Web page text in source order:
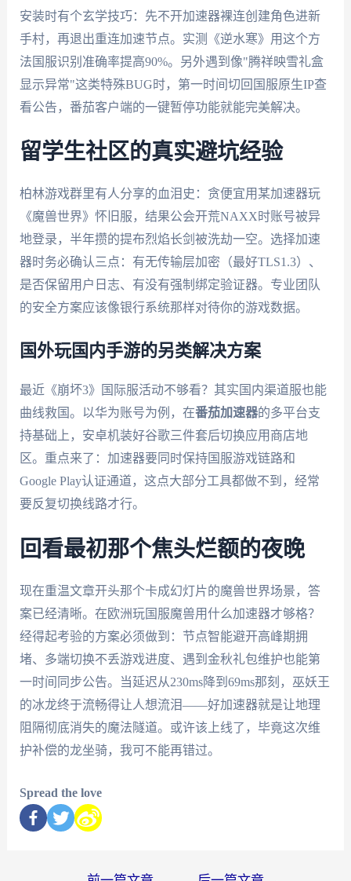
安装时有个玄学技巧：先不开加速器裸连创建角色进新
手村，再退出重连加速节点。实测《逆水寒》用这个方
法国服识别准确率提高90%。另外遇到像"腾祥映雪礼盒
显示异常"这类特殊BUG时，第一时间切回国服原生IP查
看公告，番茄客户端的一键暂停功能就能完美解决。
留学生社区的真实避坑经验
柏林游戏群里有人分享的血泪史：贪便宜用某加速器玩
《魔兽世界》怀旧服，结果公会开荒NAXX时账号被异
地登录，半年攒的提布烈焰长剑被洗劫一空。选择加速
器时务必确认三点：有无传输层加密（最好TLS1.3）、
是否保留用户日志、有没有强制绑定验证器。专业团队
的安全方案应该像银行系统那样对待你的游戏数据。
国外玩国内手游的另类解决方案
最近《崩坏3》国际服活动不够看？其实国内渠道服也能
曲线救国。以华为账号为例，在番茄加速器的多平台支
持基础上，安卓机装好谷歌三件套后切换应用商店地
区。重点来了：加速器要同时保持国服游戏链路和
Google Play认证通道，这点大部分工具都做不到，经常
要反复切换线路才行。
回看最初那个焦头烂额的夜晚
现在重温文章开头那个卡成幻灯片的魔兽世界场景，答
案已经清晰。在欧洲玩国服魔兽用什么加速器才够格？
经得起考验的方案必须做到：节点智能避开高峰期拥
堵、多端切换不丢游戏进度、遇到金秋礼包维护也能第
一时间同步公告。当延迟从230ms降到69ms那刻，巫妖王
的冰龙终于流畅得让人想流泪——好加速器就是让地理
阻隔彻底消失的魔法隧道。或许该上线了，毕竟这次维
护补偿的龙坐骑，我可不能再错过。
Spread the love